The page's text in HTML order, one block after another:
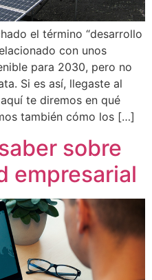
el término “desarrollo
con unos
para 2030, pero no
Si es así, llegaste al
te diremos en qué
también cómo los […]
sobre
empresarial